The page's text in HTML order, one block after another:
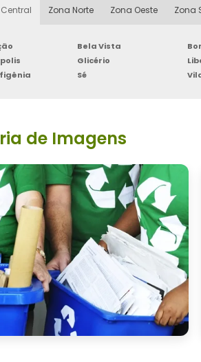
Zona Norte Zona Oeste Zona
Bela Vista
Glicério
Sé
de Imagens